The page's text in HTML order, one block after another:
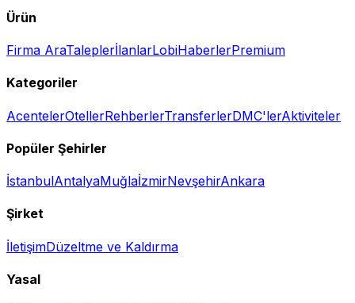
Ürün
Firma AraTaleplerİlanlarLobiHaberlerPremium
Kategoriler
AcentelerOtellerRehberlerTransferlerDMC'lerAktiviteler
Popüler Şehirler
İstanbulAntalyaMuğlaİzmirNevşehirAnkara
Şirket
İletişimDüzeltme ve Kaldırma
Yasal